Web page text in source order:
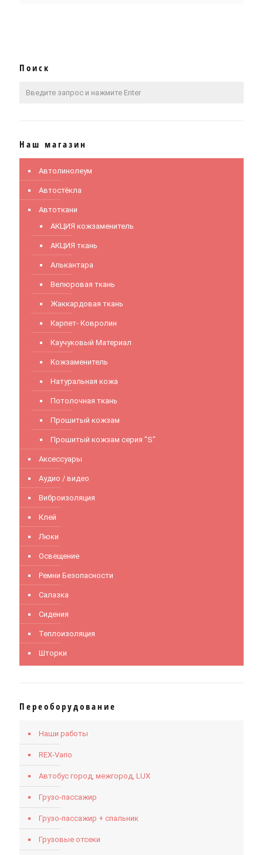
Поиск
Наш магазин
Автолинолеум
Автостёкла
Автоткани
АКЦИЯ кожзаменитель
АКЦИЯ ткань
Алькантара
Велюровая ткань
Жаккардовая ткань
Карпет- Ковролин
Каучуковый Материал
Кожзаменитель
Натуральная кожа
Потолочная ткань
Прошитый кожзам
Прошитый кожзам серия "S"
Аксессуары
Аудио / видео
Виброизоляция
Клей
Люки
Освещение
Ремни Безопасности
Салазка
Сидения
Теплоизоляция
Шторки
Переоборудование
Наши работы
REX-Vario
Автобус город, межгород, LUX
Грузо-пассажир
Грузо-пассажир + спальник
Грузовые отсеки